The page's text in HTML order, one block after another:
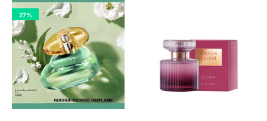
was:
€55,00.
τιμή
είναι:
27%